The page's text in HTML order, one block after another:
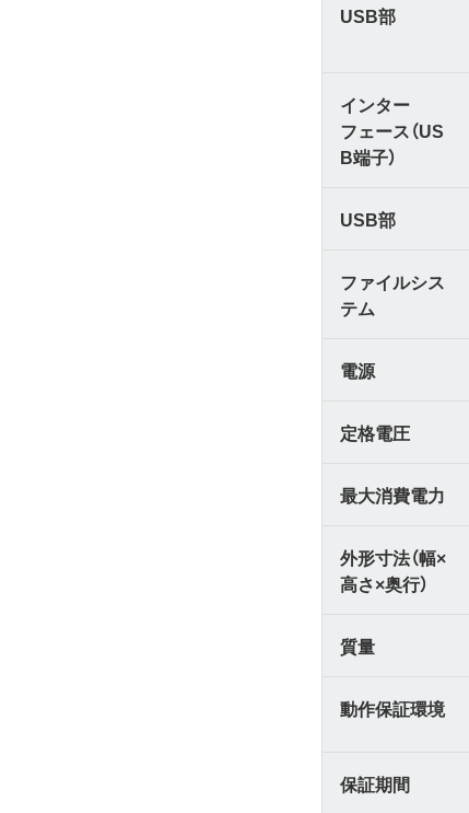
USB部
インター
フェース（US
B端子）
USB部
ファイルシス
テム
電源
定格電圧
最大消費電力
外形寸法（幅×
高さ×奥行）
質量
動作保証環境
保証期間